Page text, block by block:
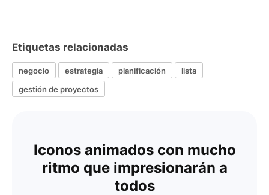
Etiquetas relacionadas
negocio estrategia planificación
lista
gestión de proyectos
Iconos animados con mucho
ritmo que impresionarán a
todos